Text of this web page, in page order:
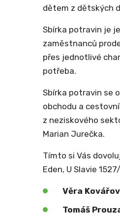
dětem z dětských
Sbírka potravin je
zaměstnanců
přes jednotlivé
potřeba.
Sbírka potravin se
obchodu a
z neziskového
Marian Jurečka.
Tímto si Vás
Eden, U Slavie
Věra
Tomáš